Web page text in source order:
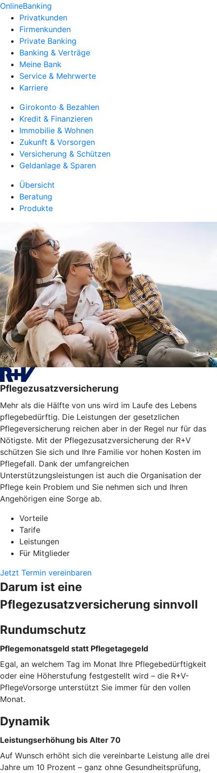
OnlineBanking
Privatkunden
Firmenkunden
Private Banking
Banking & Verträge
Meine Bank
Service & Mehrwerte
Karriere
Girokonto & Bezahlen
Kredit & Finanzieren
Immobilie & Wohnen
Zukunft & Vorsorgen
Versicherung & Schützen
Geldanlage & Sparen
Übersicht
Beratung
Produkte
Pflegezusatzversicherung
Mehr als die Hälfte von uns wird im Laufe des Lebens
pflegebedürftig. Die Leistungen der gesetzlichen
Pflegeversicherung reichen aber in der Regel nur für das
Nötigste. Mit der Pflegezusatzversicherung der R+V
schützen Sie sich und Ihre Familie vor hohen Kosten im
Pflegefall. Dank der umfangreichen
Unterstützungsleistungen ist auch die Organisation der
Pflege kein Problem und Sie nehmen sich und Ihren
Angehörigen eine Sorge ab.
Vorteile
Tarife
Leistungen
Für Mitglieder
Jetzt Termin vereinbaren
Darum ist eine
Pflegezusatzversicherung sinnvoll
Rundumschutz
Pflegemonatsgeld statt Pflegetagegeld
Egal, an welchem Tag im Monat Ihre Pflegebedürftigkeit
oder eine Höherstufung festgestellt wird – die R+V-
PflegeVorsorge unterstützt Sie immer für den vollen
Monat.
Dynamik
Leistungserhöhung bis Alter 70
Auf Wunsch erhöht sich die vereinbarte Leistung alle drei
Jahre um 10 Prozent – ganz ohne Gesundheitsprüfung,